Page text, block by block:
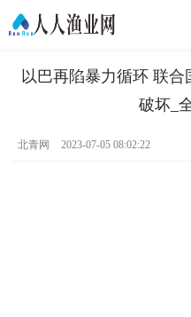
以巴再陷暴力循环 联
破坏_
北青网 2023-07-05 08:02:22